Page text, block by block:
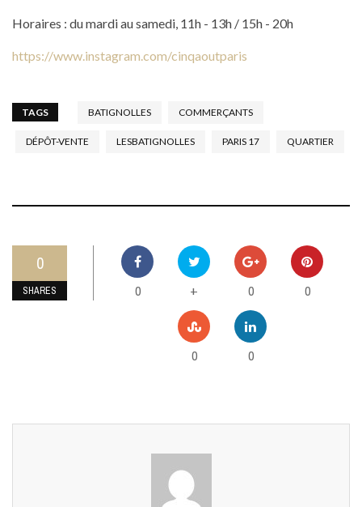
Horaires : du mardi au samedi, 11h - 13h / 15h - 20h
https://www.instagram.com/cinqaoutparis
TAGS BATIGNOLLES COMMERÇANTS
DÉPÔT-VENTE LESBATIGNOLLES PARIS 17 QUARTIER
0
SHARES 0 + 0 0
0 0